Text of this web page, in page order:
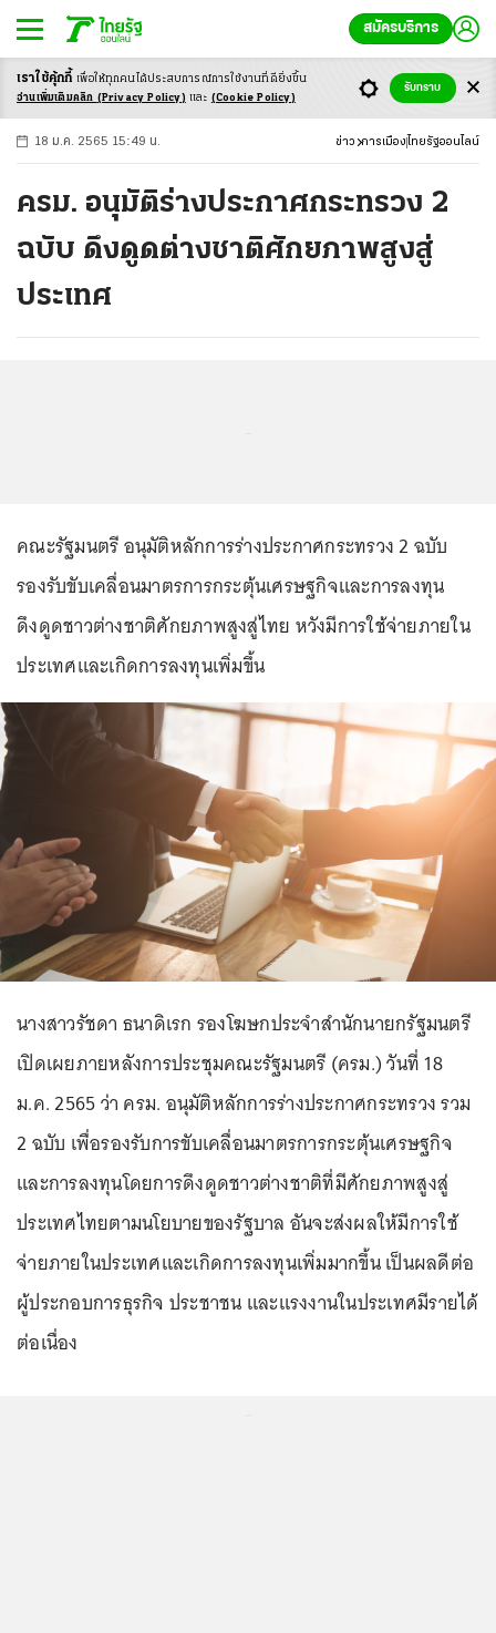
สมัครบริการ
-ก ก ก+
18 ม.ค. 2565 15:49 น. ข่าว การเมือง ไทยรัฐออนไลน์
ครม. อนุมัติร่างประกาศกระทรวง 2
ฉบับ ดึงดูดต่างชาติศักยภาพสูงสู่
ประเทศ
คณะรัฐมนตรี อนุมัติหลักการร่างประกาศกระทรวง 2 ฉบับ
รองรับขับเคลื่อนมาตรการกระตุ้นเศรษฐกิจและการลงทุน
ดึงดูดชาวต่างชาติศักยภาพสูงสู่ไทย หวังมีการใช้จ่ายภายใน
ประเทศและเกิดการลงทุนเพิ่มขึ้น
นางสาวรัชดา ธนาดิเรก รองโฆษกประจำสำนักนายกรัฐมนตรี
เปิดเผยภายหลังการประชุมคณะรัฐมนตรี (ครม.) วันที่ 18
ม.ค. 2565 ว่า ครม. อนุมัติหลักการร่างประกาศกระทรวง รวม
2 ฉบับ เพื่อรองรับการขับเคลื่อนมาตรการกระตุ้นเศรษฐกิจ
และการลงทุนโดยการดึงดูดชาวต่างชาติที่มีศักยภาพสูงสู่
ประเทศไทยตามนโยบายของรัฐบาล อันจะส่งผลให้มีการใช้
จ่ายภายในประเทศและเกิดการลงทุนเพิ่มมากขึ้น เป็นผลดีต่อ
ผู้ประกอบการธุรกิจ ประชาชน และแรงงานในประเทศมีรายได้
ต่อเนื่อง
เราใช้คุ้กกี้ เพื่อให้ทุกคนได้ประสบการณ์การใช้งานที่ดียิ่งขึ้น
อ่านเพิ่มเติมคลิก (Privacy Policy) และ (Cookie Policy)
รับทราบ